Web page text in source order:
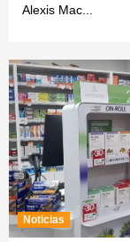
Alexis Mac...
Noticias